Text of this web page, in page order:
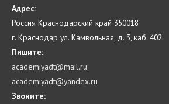
Адрес:
Россия Краснодарский край 350018
г. Краснодар ул. Камвольная, д. 3, каб. 402.
Пишите:
academiyadt@mail.ru
academiyadt@yandex.ru
Звоните: